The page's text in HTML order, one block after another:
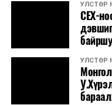
УЛСТӨР
СЕХ-
УЛСТӨР